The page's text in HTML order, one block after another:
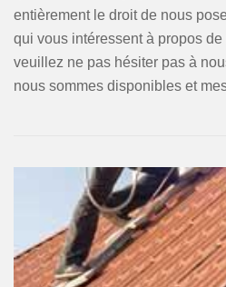
entièrement le droit de nous
qui vous intéressent à propos
veuillez ne pas hésiter pas à
nous sommes disponibles et